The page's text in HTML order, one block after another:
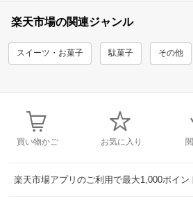
楽天市場の関連ジャンル
スイーツ・お菓子 駄菓子 その他
買い物かご お気に入り
楽天市場アプリのご利用で最大1,000ポイン